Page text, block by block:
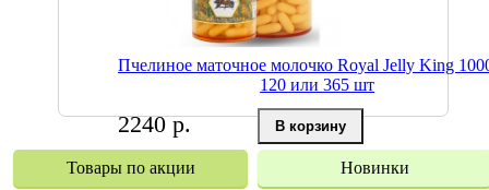
Пчелиное маточное молочко Royal Jelly King
120 или 365 шт
2240 р.
Товары по акции Новинки